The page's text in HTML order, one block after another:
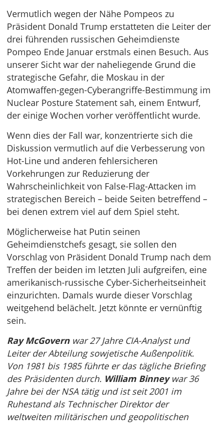
Vermutlich wegen der Nähe Pompeos zu
Präsident Donald Trump erstatteten die Leiter der
drei führenden russischen Geheimdienste
Pompeo Ende Januar erstmals einen Besuch. Aus
unserer Sicht war der naheliegende Grund die
strategische Gefahr, die Moskau in der
Atomwaffen-gegen-Cyberangriffe-Bestimmung im
Nuclear Posture Statement sah, einem Entwurf,
der einige Wochen vorher veröffentlicht wurde.
Wenn dies der Fall war, konzentrierte sich die
Diskussion vermutlich auf die Verbesserung von
Hot-Line und anderen fehlersicheren
Vorkehrungen zur Reduzierung der
Wahrscheinlichkeit von False-Flag-Attacken im
strategischen Bereich – beide Seiten betreffend –
bei denen extrem viel auf dem Spiel steht.
Möglicherweise hat Putin seinen
Geheimdienstchefs gesagt, sie sollen den
Vorschlag von Präsident Donald Trump nach dem
Treffen der beiden im letzten Juli aufgreifen, eine
amerikanisch-russische Cyber-Sicherheitseinheit
einzurichten. Damals wurde dieser Vorschlag
weitgehend belächelt. Jetzt könnte er vernünftig
sein.
Ray McGovernwar 27 Jahre CIA-Analyst und
Leiter der Abteilung sowjetische Außenpolitik.
Von 1981 bis 1985 führte er das tägliche Briefing
des Präsidenten durch. William Binneywar 36
Jahre bei der NSA tätig und ist seit 2001 im
Ruhestand als Technischer Direktor der
weltweiten militärischen und geopolitischen